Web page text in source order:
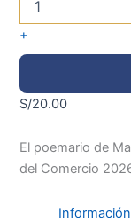
+
S/20.00
El poemario de
del Comercio